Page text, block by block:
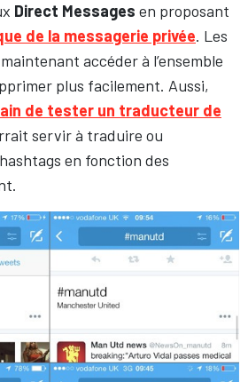
Direct Messages en proposant
de la messagerie privée. Les
accéder à l’ensemble
plus facilement. Aussi,
de tester un traducteur de
servir à traduire ou
en fonction des